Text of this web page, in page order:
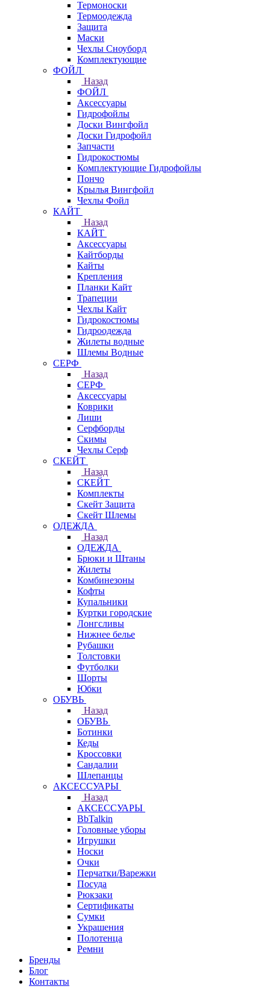
Термоноски
Термоодежда
Защита
Маски
Чехлы Сноуборд
Комплектующие
ФОЙЛ
Назад
ФОЙЛ
Аксессуары
Гидрофойлы
Доски Вингфойл
Доски Гидрофойл
Запчасти
Гидрокостюмы
Комплектующие Гидрофойлы
Пончо
Крылья Вингфойл
Чехлы Фойл
КАЙТ
Назад
КАЙТ
Аксессуары
Кайтборды
Кайты
Крепления
Планки Кайт
Трапеции
Чехлы Кайт
Гидрокостюмы
Гидроодежда
Жилеты водные
Шлемы Водные
СЕРФ
Назад
СЕРФ
Аксессуары
Коврики
Лиши
Серфборды
Скимы
Чехлы Cерф
СКЕЙТ
Назад
СКЕЙТ
Комплекты
Скейт Защита
Скейт Шлемы
ОДЕЖДА
Назад
ОДЕЖДА
Брюки и Штаны
Жилеты
Комбинезоны
Кофты
Купальники
Куртки городские
Лонгсливы
Нижнее белье
Рубашки
Толстовки
Футболки
Шорты
Юбки
ОБУВЬ
Назад
ОБУВЬ
Ботинки
Кеды
Кроссовки
Сандалии
Шлепанцы
АКСЕССУАРЫ
Назад
АКСЕССУАРЫ
BbTalkin
Головные уборы
Игрушки
Носки
Очки
Перчатки/Варежки
Посуда
Рюкзаки
Сертификаты
Сумки
Украшения
Полотенца
Ремни
Бренды
Блог
Контакты